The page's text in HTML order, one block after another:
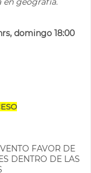
domingo 18:00
FAVOR DE
DENTRO DE LAS